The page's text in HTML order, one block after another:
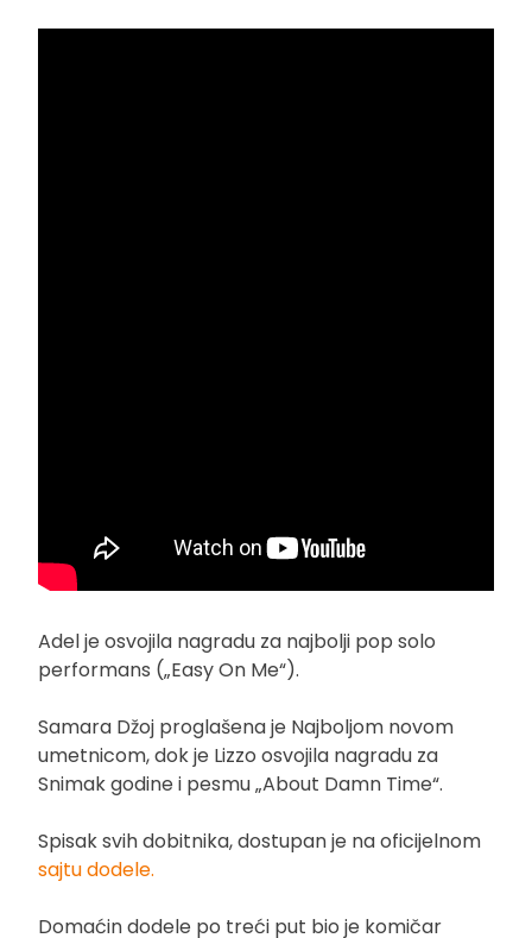
Adel je osvojila nagradu za najbolji pop solo
performans („Easy On Me“).
Samara Džoj proglašena je Najboljom novom
umetnicom, dok je Lizzo osvojila nagradu za
Snimak godine i pesmu „About Damn Time“.
Spisak svih dobitnika, dostupan je na oficijelnom
sajtu dodele.
Domaćin dodele po treći put bio je komičar